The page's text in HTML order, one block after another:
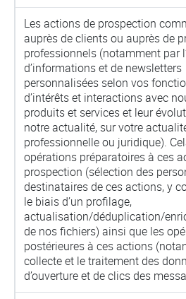
Les actions de prospection
auprès de clients ou auprès de
professionnels (notamment par
d’informations et de newsletters
personnalisées selon vos
d’intérêts et interactions avec
produits et services et leur
notre actualité, sur votre
professionnelle ou juridique).
opérations préparatoires à ces
prospection (sélection des
destinataires de ces actions, y
le biais d’un profilage,
actualisation/déduplication/
de nos fichiers) ainsi que les
postérieures à ces actions
collecte et le traitement des
d’ouverture et de clics des